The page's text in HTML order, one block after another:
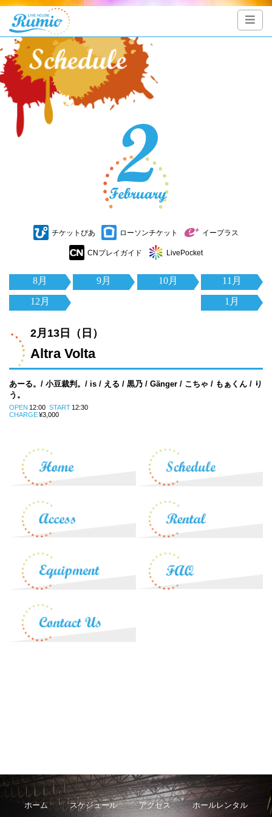
チケットぴあ ローソンチケット イープラス
CNプレイガイド LivePocket
8月 9月 10月
11月
12月
1月
2月13日（日）
Altra Volta
あーる。/ 小豆裁判。/ is / える / 黒乃 / Gänger / こちゃ / もぁくん / り
う。
OPEN 12:00 START 12:30
CHARGE¥3,000
ホーム スケジュール アクセス ホールレンタル